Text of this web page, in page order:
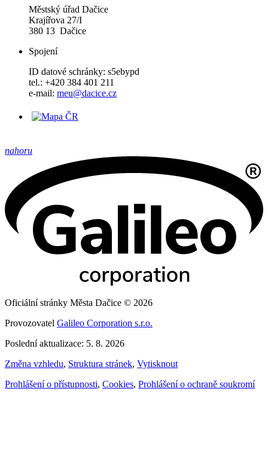
Městský úřad Dačice
Krajířova 27/I
380 13 Dačice
Spojení
ID datové schránky: s5ebypd
tel.: +420 384 401 211
e-mail: meu@dacice.cz
nahoru
Oficiální stránky Města Dačice © 2026
Provozovatel Galileo Corporation s.r.o.
Poslední aktualizace: 5. 8. 2026
Změna vzhledu, Struktura stránek, Vytisknout
Prohlášení o přístupnosti, Cookies, Prohlášení o ochraně soukromí